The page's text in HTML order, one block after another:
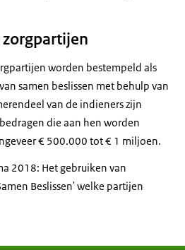
worden bestempeld als
samen beslissen met behulp van
van de indieners zijn
die aan hen worden
€ 500.000 tot € 1 miljoen.
2018: Het gebruiken van
Beslissen'welke partijen